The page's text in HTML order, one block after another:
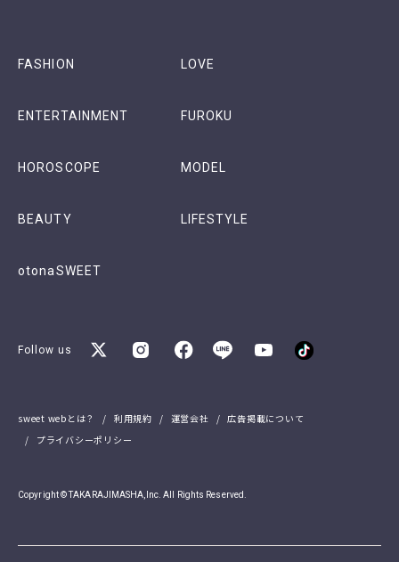
FASHION LOVE
ENTERTAINMENT FUROKU
HOROSCOPE MODEL
BEAUTY LIFESTYLE
otonaSWEET
Follow us
sweet webとは？ 利用規約 運営会社
広告掲載について
プライバシーポリシー
Copyright © TAKARAJIMASHA,Inc. All Rights Reserved.